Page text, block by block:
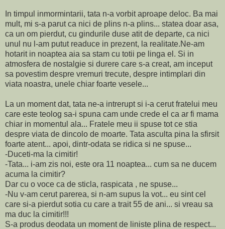
In timpul inmormintarii, tata n-a vorbit aproape deloc. Ba mai
mult, mi s-a parut ca nici de plins n-a plins... statea doar asa,
ca un om pierdut, cu gindurile duse atit de departe, ca nici
unul nu l-am putut readuce in prezent, la realitate.Ne-am
hotarit in noaptea aia sa stam cu totii pe linga el. Si in
atmosfera de nostalgie si durere care s-a creat, am inceput
sa povestim despre vremuri trecute, despre intimplari din
viata noastra, unele chiar foarte vesele...
La un moment dat, tata ne-a intrerupt si i-a cerut fratelui meu
care este teolog sa-i spuna cam unde crede el ca ar fi mama
chiar in momentul ala... Fratele meu ii spuse tot ce stia
despre viata de dincolo de moarte. Tata asculta pina la sfirsit
foarte atent... apoi, dintr-odata se ridica si ne spuse...
-Duceti-ma la cimitir!
-Tata... i-am zis noi, este ora 11 noaptea... cum sa ne ducem
acuma la cimitir?
Dar cu o voce ca de sticla, raspicata , ne spuse...
-Nu v-am cerut parerea, si n-am supus la vot... eu sint cel
care si-a pierdut sotia cu care a trait 55 de ani... si vreau sa
ma duc la cimitir!!!
S-a produs deodata un moment de liniste plina de respect...